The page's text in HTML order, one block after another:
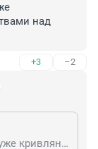
над
+3 –2
Когда уже забанят тебя, задолбала уже кривляниями своими и издевательствами над русским языком.